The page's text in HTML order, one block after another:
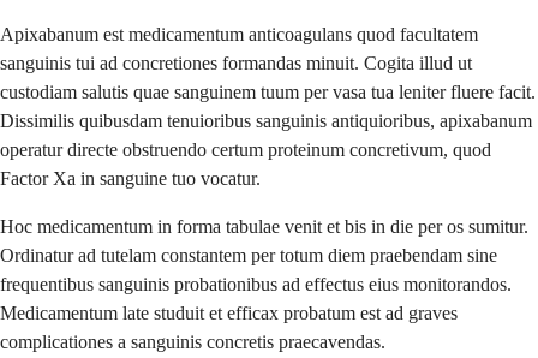
Apixabanum est medicamentum anticoagulans quod facultatem
sanguinis tui ad concretiones formandas minuit. Cogita illud ut
custodiam salutis quae sanguinem tuum per vasa tua leniter fluere facit.
Dissimilis quibusdam tenuioribus sanguinis antiquioribus, apixabanum
operatur directe obstruendo certum proteinum concretivum, quod
Factor Xa in sanguine tuo vocatur.
Hoc medicamentum in forma tabulae venit et bis in die per os sumitur.
Ordinatur ad tutelam constantem per totum diem praebendam sine
frequentibus sanguinis probationibus ad effectus eius monitorandos.
Medicamentum late studuit et efficax probatum est ad graves
complicationes a sanguinis concretis praecavendas.